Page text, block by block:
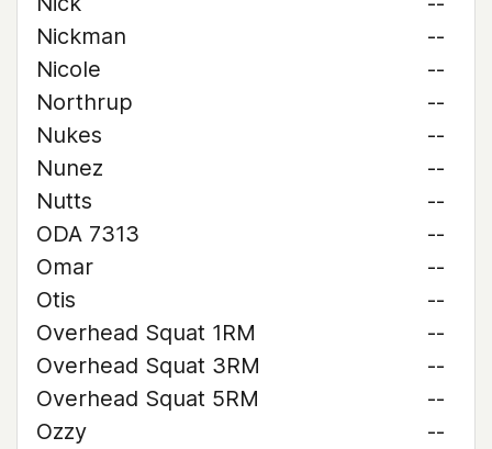
Nickman
--
Nicole
--
Northrup
--
Nukes
--
Nunez
--
Nutts
--
ODA 7313
--
Omar
--
Otis
--
Overhead Squat 1RM
--
Overhead Squat 3RM
--
Overhead Squat 5RM
--
Ozzy
--